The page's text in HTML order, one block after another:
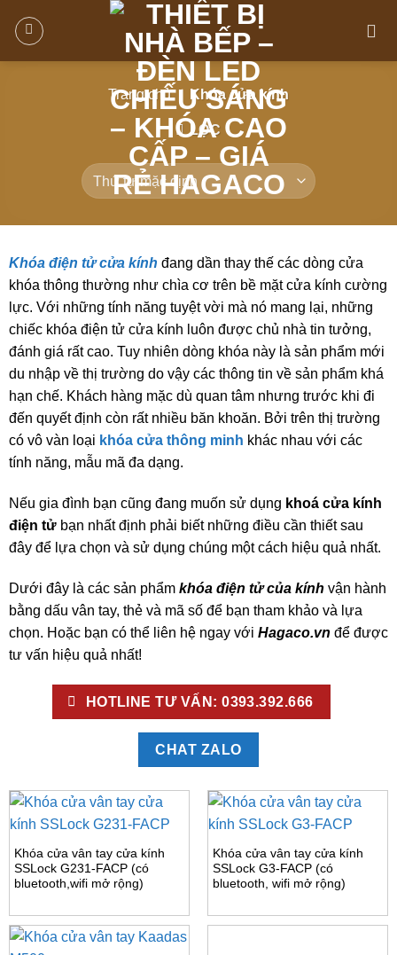
Trang chủ / Khóa cửa kính
LỌC
Khóa điện tử cửa kính đang dần thay thế các dòng cửa
khóa thông thường như chìa cơ trên bề mặt cửa kính cường
lực. Với những tính năng tuyệt vời mà nó mang lại, những
chiếc khóa điện tử cửa kính luôn được chủ nhà tin tưởng,
đánh giá rất cao. Tuy nhiên dòng khóa này là sản phẩm mới
du nhập về thị trường do vậy các thông tin về sản phẩm khá
hạn chế. Khách hàng mặc dù quan tâm nhưng trước khi đi
đến quyết định còn rất nhiều băn khoăn. Bởi trên thị trường
có vô vàn loại khóa cửa thông minh khác nhau với các
tính năng, mẫu mã đa dạng.
Nếu gia đình bạn cũng đang muốn sử dụng khoá cửa kính
điện tử bạn nhất định phải biết những điều cần thiết sau
đây để lựa chọn và sử dụng chúng một cách hiệu quả nhất.
Dưới đây là các sản phẩm khóa điện tử của kính vận hành
bằng dấu vân tay, thẻ và mã số để bạn tham khảo và lựa
chọn. Hoặc bạn có thể liên hệ ngay với Hagaco.vn để được
tư vấn hiệu quả nhất!
HOTLINE TƯ VẤN: 0393.392.666
CHAT ZALO
Khóa cửa vân tay cửa kính
SSLock G231-FACP (có
bluetooth,wifi mở rộng)
Khóa cửa vân tay cửa kính
SSLock G3-FACP (có
bluetooth, wifi mở rộng)